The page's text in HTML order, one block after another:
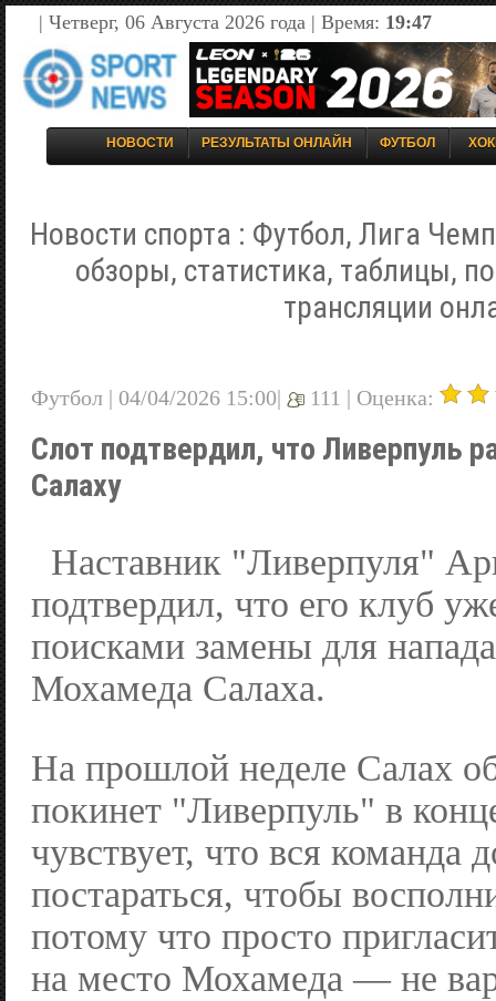
| Четверг, 06 Августа 2026 года | Время: 19:47
НОВОСТИ РЕЗУЛЬТАТЫ ОНЛАЙН ФУТБОЛ
Новости спорта : Футбол, Лига
обзоры, статистика, таблицы,
трансляции
Футбол | 04/04/2026 15:00| 111 | Оценка:
Слот подтвердил, что Ливерпуль
Салаху
Наставник "Ливерпуля"
подтвердил, что его клуб
поисками замены для
Мохамеда Салаха.
На прошлой неделе Салах
покинет "Ливерпуль" в
чувствует, что вся команда
постараться, чтобы
потому что просто
на место Мохамеда — не